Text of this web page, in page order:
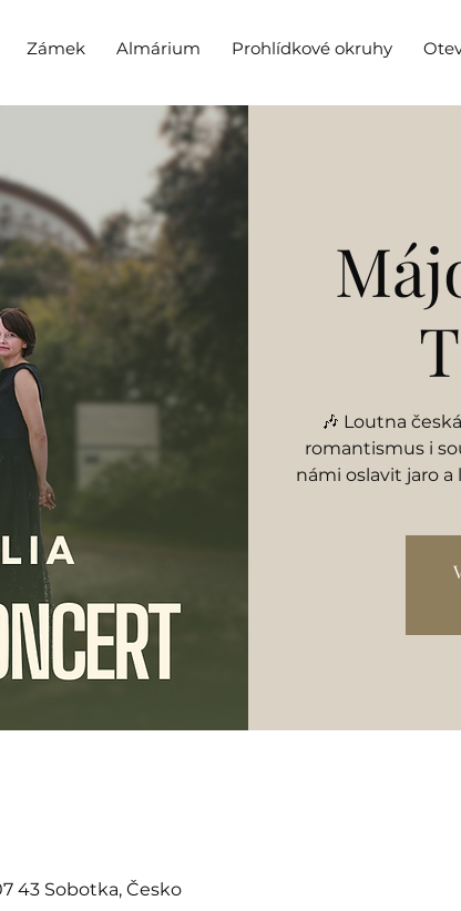
Zámek Almárium Prohlídkové okruhy
🎶 Loutna
romantismus i
námi oslavit jaro
43 Sobotka, Česko